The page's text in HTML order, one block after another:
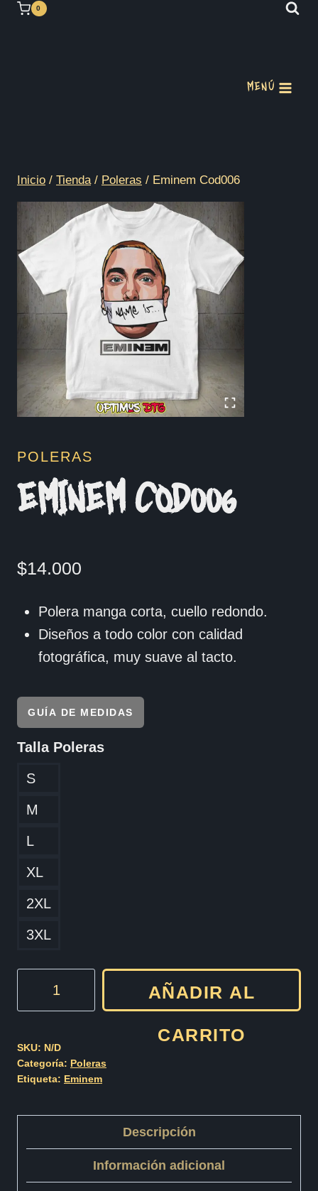
Saltar 0
MENÚ
Inicio / Tienda / Poleras / Eminem Cod006
POLERAS
EMINEM COD006
$14.000
Polera manga corta, cuello redondo.
Diseños a todo color con calidad
fotográfica, muy suave al tacto.
GUÍA DE MEDIDAS
Talla Poleras
S
M
L
XL
2XL
3XL
AÑADIR AL
CARRITO
SKU: N/D
Categoría: Poleras
Etiqueta: Eminem
Descripción
Información adicional